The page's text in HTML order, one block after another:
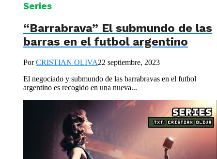
Series
“Barrabrava” El submundo de las
barras en el futbol argentino
PorCRISTIAN OLIVA22 septiembre, 2023
El negociado y submundo de las barrabravas en el futbol
argentino es recogido en una nueva...